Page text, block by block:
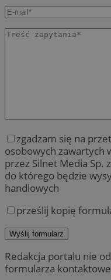
zgadzam się na
osobowych
przez Silnet Media Sp.
do którego będzie
handlowych
prześlij kopię
Redakcja portalu nie
formularza